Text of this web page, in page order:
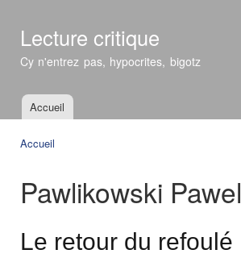
Lecture critique
Cy n'entrez pas, hypocrites, bigotz
Menu principal
Accueil
Accueil
Pawlikowski Pawel
Le retour du refoulé